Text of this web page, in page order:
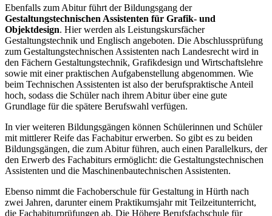
Ebenfalls zum Abitur führt der Bildungsgang der
Gestaltungstechnischen Assistenten für Grafik- und
Objektdesign. Hier werden als Leistungskursfächer
Gestaltungstechnik und Englisch angeboten. Die Abschlussprüfung
zum Gestaltungstechnischen Assistenten nach Landesrecht wird in
den Fächern Gestaltungstechnik, Grafikdesign und Wirtschaftslehre
sowie mit einer praktischen Aufgabenstellung abgenommen. Wie
beim Technischen Assistenten ist also der berufspraktische Anteil
hoch, sodass die Schüler nach ihrem Abitur über eine gute
Grundlage für die spätere Berufswahl verfügen.
In vier weiteren Bildungsgängen können Schülerinnen und Schüler
mit mittlerer Reife das Fachabitur erwerben. So gibt es zu beiden
Bildungsgängen, die zum Abitur führen, auch einen Parallelkurs, der
den Erwerb des Fachabiturs ermöglicht: die Gestaltungstechnischen
Assistenten und die Maschinenbautechnischen Assistenten.
Ebenso nimmt die Fachoberschule für Gestaltung in Hürth nach
zwei Jahren, darunter einem Praktikumsjahr mit Teilzeitunterricht,
die Fachabiturprüfungen ab. Die Höhere Berufsfachschule für